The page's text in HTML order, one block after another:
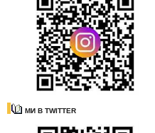
МИ В TWITTER